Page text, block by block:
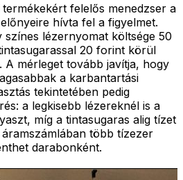
felelős menedzser a
hívta fel a figyelmet.
színes lézernyomat költsége 50
20 forint körül
A mérleget tovább javítja, hogy
a karbantartási
tekintetében pedig
a legkisebb lézereknél is a
míg a tintasugaras alig tízet
több tízezer
darabonként.